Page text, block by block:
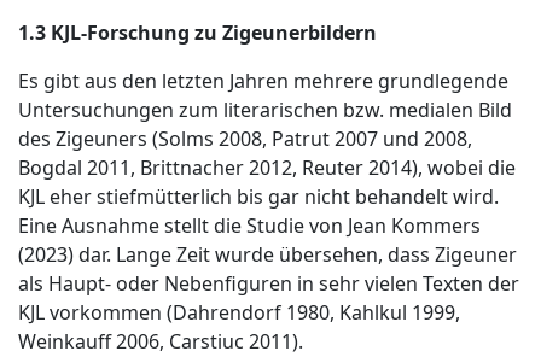
1.3 KJL-Forschung zu Zigeunerbildern
Es gibt aus den letzten Jahren mehrere grundlegende
Untersuchungen zum literarischen bzw. medialen Bild
des Zigeuners (Solms 2008, Patrut 2007 und 2008,
Bogdal 2011, Brittnacher 2012, Reuter 2014), wobei die
KJL eher stiefmütterlich bis gar nicht behandelt wird.
Eine Ausnahme stellt die Studie von Jean Kommers
(2023) dar. Lange Zeit wurde übersehen, dass Zigeuner
als Haupt- oder Nebenfiguren in sehr vielen Texten der
KJL vorkommen (Dahrendorf 1980, Kahlkul 1999,
Weinkauff 2006, Carstiuc 2011).